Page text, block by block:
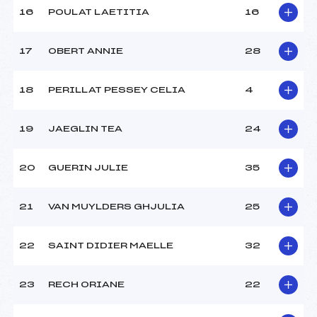
COLLOMB PATTON LUCAS
(MB)
Température arrivée :
-3
80.8000
16 POULAT LAETITIA 16
17 OBERT ANNIE 28
18 PERILLAT PESSEY CELIA 4
19 JAEGLIN TEA 24
20 GUERIN JULIE 35
21 VAN MUYLDERS GHJULIA 25
22 SAINT DIDIER MAELLE 32
23 RECH ORIANE 22